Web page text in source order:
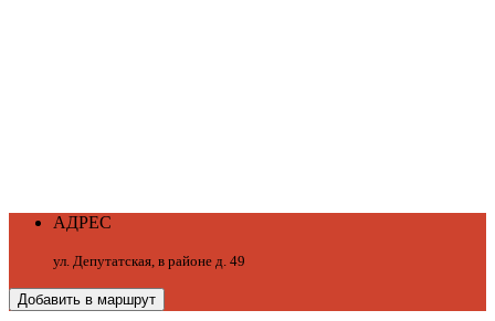
АДРЕС
ул. Депутатская, в районе д. 49
Добавить в маршрут